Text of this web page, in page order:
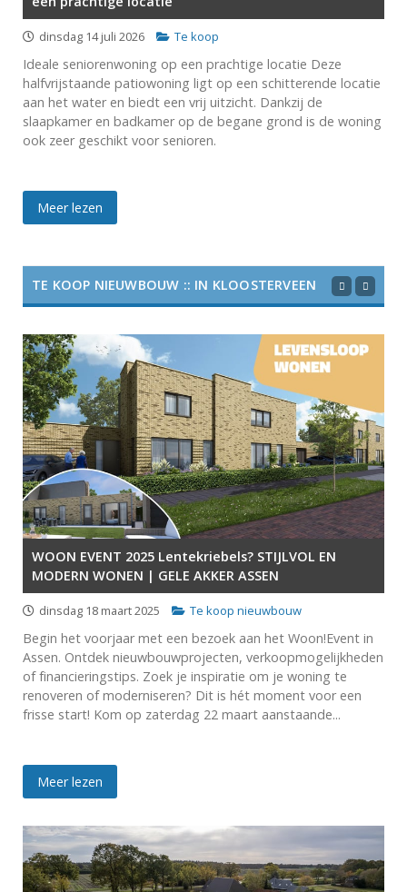
dinsdag 14 juli 2026 Te koop
Ideale seniorenwoning op een prachtige locatie Deze
halfvrijstaande patiowoning ligt op een schitterende locatie
aan het water en biedt een vrij uitzicht. Dankzij de
slaapkamer en badkamer op de begane grond is de woning
ook zeer geschikt voor senioren.
Meer lezen
TE KOOP NIEUWBOUW :: IN KLOOSTERVEEN
WOON EVENT 2025 Lentekriebels? STIJLVOL EN
MODERN WONEN | GELE AKKER ASSEN
dinsdag 18 maart 2025 Te koop nieuwbouw
Begin het voorjaar met een bezoek aan het Woon!Event in
Assen. Ontdek nieuwbouwprojecten, verkoopmogelijkheden
of financieringstips. Zoek je inspiratie om je woning te
renoveren of moderniseren? Dit is hét moment voor een
frisse start! Kom op zaterdag 22 maart aanstaande...
Meer lezen